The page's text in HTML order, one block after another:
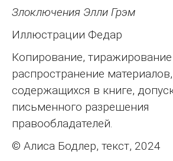
Злоключения Элли Грэм
Иллюстрации Федар
Копирование,
распространение материалов,
содержащихся в книге,
письменного разрешения
правообладателей.
© Алиса Бодлер, текст, 2024